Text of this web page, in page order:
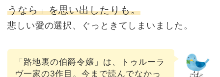
うなら」を思い出したりも。
悲しい愛の選択、ぐっときてしまいました。
「路地裏の伯爵令嬢」は、トゥルーラ
ヴ一家の3作目。今まで読んでなかっ